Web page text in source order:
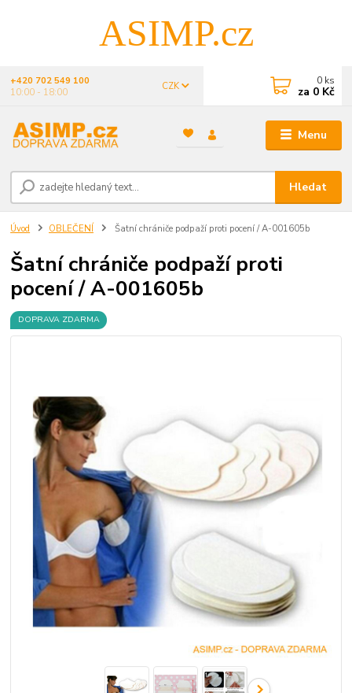
ASIMP.cz
Menu
CZK
Hledat
+420 702 549 100
10:00 - 18:00
0 ks
za 0 Kč
Úvod OBLEČENÍ Šatní chrániče podpaží proti pocení / A-001605b
Šatní chrániče podpaží proti
pocení / A-001605b
DOPRAVA ZDARMA